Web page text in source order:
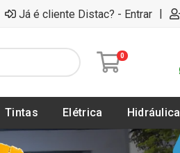
Já é cliente Distac? - Entrar |
0
Tintas Elétrica Hidráulica